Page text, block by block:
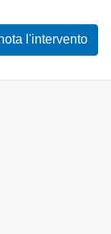
l'intervento